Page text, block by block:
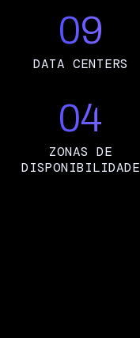
09
DATA CENTERS
04
ZONAS DE
DISPONIBILIDADE